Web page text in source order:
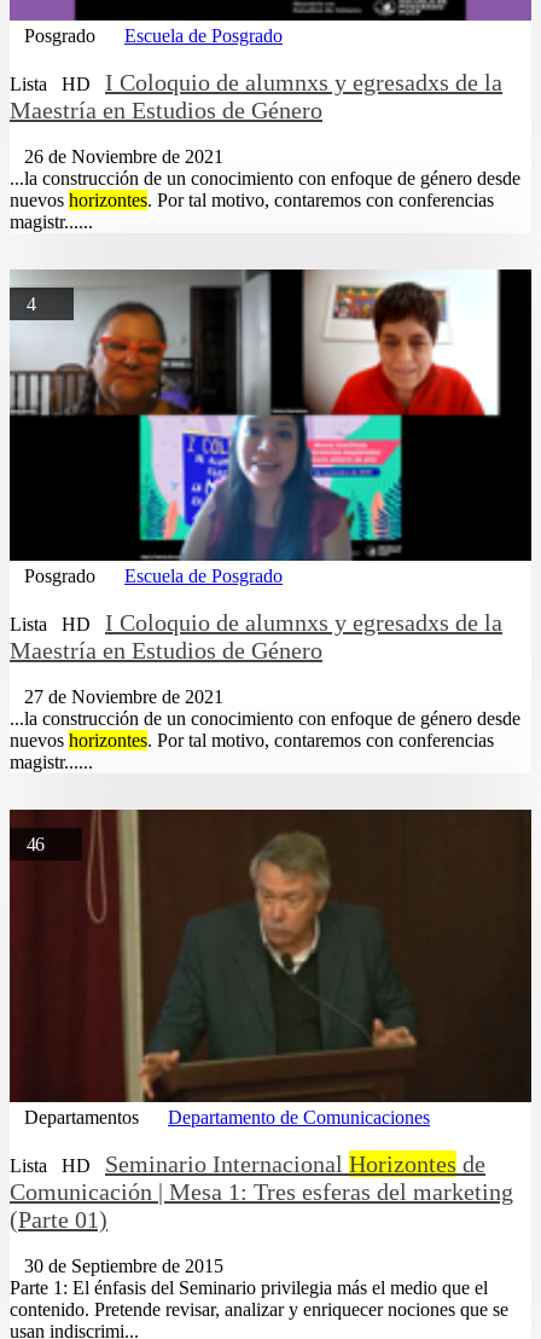
Posgrado Escuela de Posgrado
Lista HD
I Coloquio de alumnxs y egresadxs de la
Maestría en Estudios de Género
26 de Noviembre de 2021
...la construcción de un conocimiento con enfoque de género desde
nuevos horizontes. Por tal motivo, contaremos con conferencias
magistr......
4
Posgrado Escuela de Posgrado
Lista HD
I Coloquio de alumnxs y egresadxs de la
Maestría en Estudios de Género
27 de Noviembre de 2021
...la construcción de un conocimiento con enfoque de género desde
nuevos horizontes. Por tal motivo, contaremos con conferencias
magistr......
46
Departamentos Departamento de Comunicaciones
Lista HD Seminario Internacional Horizontes de
Comunicación | Mesa 1: Tres esferas del marketing
(Parte 01)
30 de Septiembre de 2015
Parte 1: El énfasis del Seminario privilegia más el medio que el
contenido. Pretende revisar, analizar y enriquecer nociones que se
usan indiscrimi...